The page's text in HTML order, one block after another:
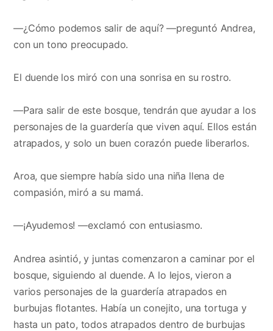
—¿Cómo podemos salir de aquí? —preguntó Andrea,
con un tono preocupado.
El duende los miró con una sonrisa en su rostro.
—Para salir de este bosque, tendrán que ayudar a los
personajes de la guardería que viven aquí. Ellos están
atrapados, y solo un buen corazón puede liberarlos.
Aroa, que siempre había sido una niña llena de
compasión, miró a su mamá.
—¡Ayudemos! —exclamó con entusiasmo.
Andrea asintió, y juntas comenzaron a caminar por el
bosque, siguiendo al duende. A lo lejos, vieron a
varios personajes de la guardería atrapados en
burbujas flotantes. Había un conejito, una tortuga y
hasta un pato, todos atrapados dentro de burbujas